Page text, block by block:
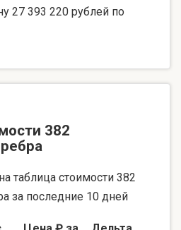
27 393 220 рублей по
382
таблица стоимости 382
за последние 10 дней